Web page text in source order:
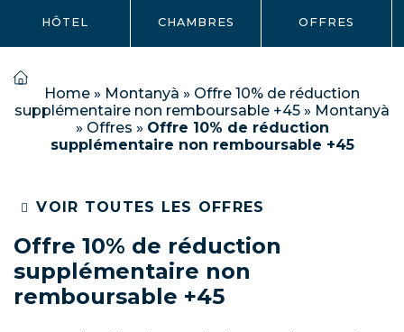
HÔTEL CHAMBRES OFFRES
Home » Montanyà » Offre 10% de réduction
supplémentaire non remboursable +45 » Montanyà
» Offres » Offre 10% de réduction
supplémentaire non remboursable +45
VOIR TOUTES LES OFFRES
Offre 10% de réduction
supplémentaire non
remboursable +45